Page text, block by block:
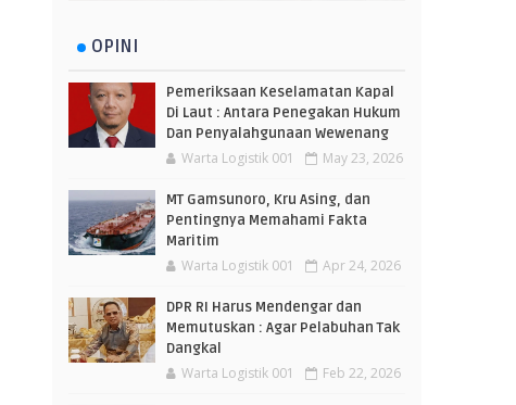
OPINI
Pemeriksaan Keselamatan Kapal
Di Laut : Antara Penegakan Hukum
Dan Penyalahgunaan Wewenang
Warta Logistik 001 May 23, 2026
MT Gamsunoro, Kru Asing, dan
Pentingnya Memahami Fakta
Maritim
Warta Logistik 001 Apr 24, 2026
DPR RI Harus Mendengar dan
Memutuskan : Agar Pelabuhan Tak
Dangkal
Warta Logistik 001 Feb 22, 2026